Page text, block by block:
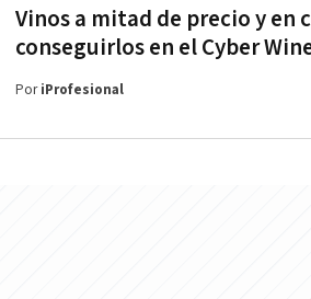
Vinos a mitad de precio y en
conseguirlos en el Cyber
PoriProfesional